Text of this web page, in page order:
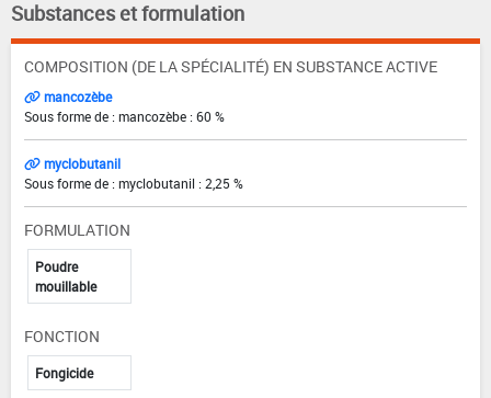
Substances et formulation
COMPOSITION (DE LA SPÉCIALITÉ) EN SUBSTANCE ACTIVE
mancozèbe
Sous forme de : mancozèbe : 60 %
myclobutanil
Sous forme de : myclobutanil : 2,25 %
FORMULATION
Poudre
mouillable
FONCTION
Fongicide